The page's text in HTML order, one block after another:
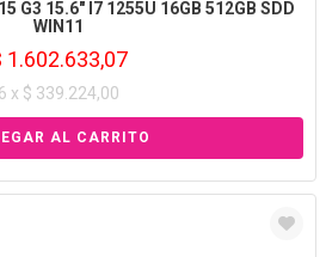
G3 15.6" I7 1255U 16GB 512GB SDD
WIN11
1.602.633,07
6 x $ 339.224,00